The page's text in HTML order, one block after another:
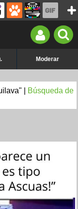
Moderar
|
Búsqueda de